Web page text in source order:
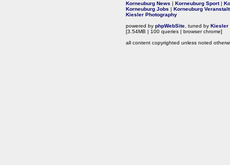
Korneuburg News | Korneuburg Sport|
Korneuburg Jobs | Korneuburg
Kiesler Photography
powered by phpWebSite , tuned by Kiesler
[3.54MB | 100 queries | browser chrome]
all content copyrighted unless noted